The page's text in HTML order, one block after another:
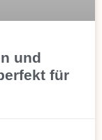
und
für